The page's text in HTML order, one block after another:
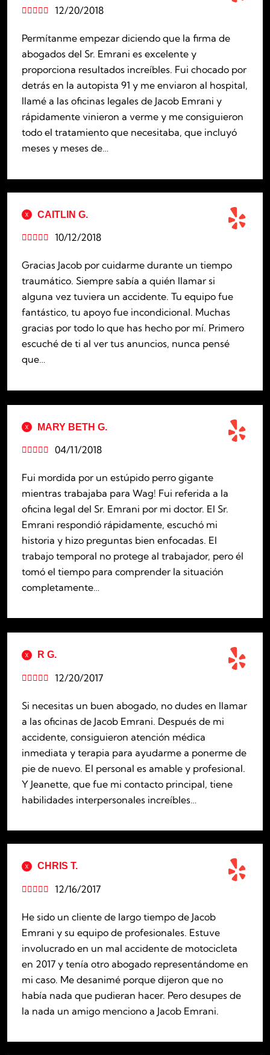
12/20/2018

Permítanme empezar diciendo que la firma de
abogados del Sr. Emrani es excelente y
proporciona resultados increíbles. Fui chocado por
detrás en la autopista 91 y me enviaron al hospital,
llamé a las oficinas legales de Jacob Emrani y
rápidamente vinieron a verme y me consiguieron
todo el tratamiento que necesitaba, que incluyó
meses y meses de…
CAITLIN G.
10/12/2018

Gracias Jacob por cuidarme durante un tiempo
traumático. Siempre sabía a quién llamar si
alguna vez tuviera un accidente. Tu equipo fue
fantástico, tu apoyo fue incondicional. Muchas
gracias por todo lo que has hecho por mí. Primero
escuché de ti al ver tus anuncios, nunca pensé
que…
MARY BETH G.
04/11/2018

Fui mordida por un estúpido perro gigante
mientras trabajaba para Wag! Fui referida a la
oficina legal del Sr. Emrani por mi doctor. El Sr.
Emrani respondió rápidamente, escuchó mi
historia y hizo preguntas bien enfocadas. El
trabajo temporal no protege al trabajador, pero él
tomó el tiempo para comprender la situación
completamente…
R G.
12/20/2017

Si necesitas un buen abogado, no dudes en llamar
a las oficinas de Jacob Emrani. Después de mi
accidente, consiguieron atención médica
inmediata y terapia para ayudarme a ponerme de
pie de nuevo. El personal es amable y profesional.
Y Jeanette, que fue mi contacto principal, tiene
habilidades interpersonales increíbles…
CHRIS T.
12/16/2017

He sido un cliente de largo tiempo de Jacob
Emrani y su equipo de profesionales. Estuve
involucrado en un mal accidente de motocicleta
en 2017 y tenía otro abogado representándome en
mi caso. Me desanimé porque dijeron que no
había nada que pudieran hacer. Pero desupes de
la nada un amigo menciono a Jacob Emrani.